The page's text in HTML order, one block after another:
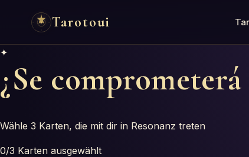
Tarotoui
✦
¿Se
Wähle 3 Karten, die mit dir in Resonanz treten
0/3 Karten ausgewählt